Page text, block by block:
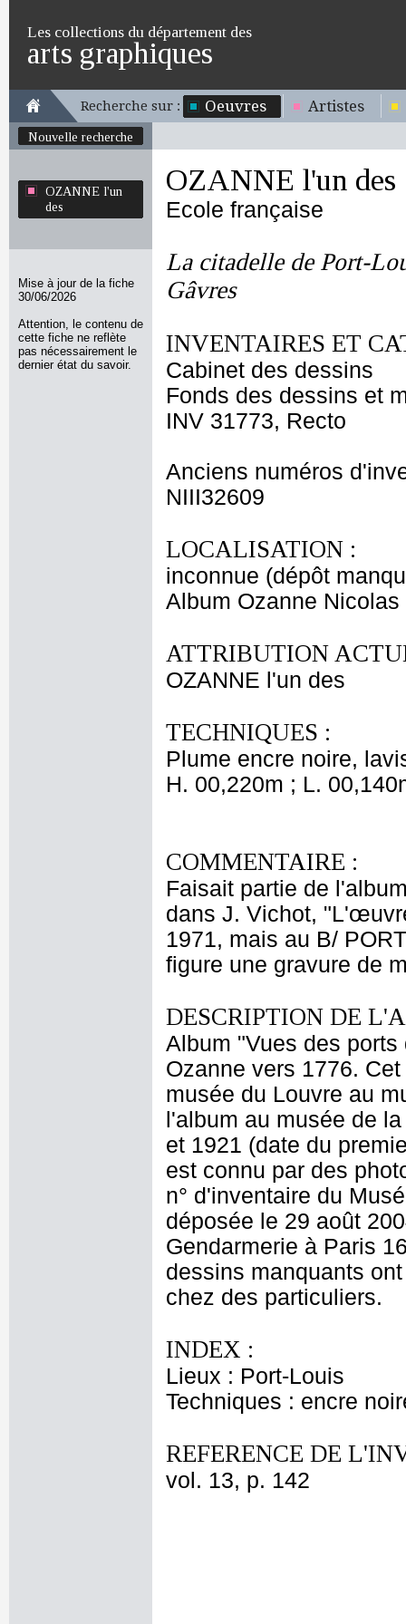
Les collections du département des
arts graphiques
Recherche sur : Oeuvres Artistes
Nouvelle recherche
OZANNE l'un
des
Mise à jour de la fiche
30/06/2026
Attention, le contenu de
cette fiche ne reflète
pas nécessairement le
dernier état du savoir.
OZANNE l'un des
Ecole française
La citadelle de Port-
Gâvres
INVENTAIRES ET
Cabinet des dessins
Fonds des dessins et
INV 31773, Recto
Anciens numéros
NIII32609
LOCALISATION :
inconnue (dépôt
Album Ozanne
ATTRIBUTION
OZANNE l'un des
TECHNIQUES :
Plume encre noire,
H. 00,220m ; L.
COMMENTAIRE :
Faisait partie de
dans J. Vichot,
1971, mais au B/
figure une gravure de
DESCRIPTION DE
Album "Vues des
Ozanne vers 1776.
musée du Louvre au
l'album au musée de
et 1921 (date du
est connu par des
n° d'inventaire du
déposée le 29 août
Gendarmerie à Paris
dessins manquants
chez des particuliers.
INDEX :
Lieux : Port-Louis
Techniques : encre
REFERENCE DE
vol. 13, p. 142